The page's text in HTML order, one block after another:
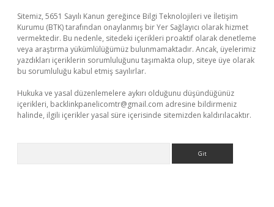
Sitemiz, 5651 Sayılı Kanun gereğince Bilgi Teknolojileri ve İletişim
Kurumu (BTK) tarafından onaylanmış bir Yer Sağlayıcı olarak hizmet
vermektedir. Bu nedenle, sitedeki içerikleri proaktif olarak denetleme
veya araştırma yükümlülüğümüz bulunmamaktadır. Ancak, üyelerimiz
yazdıkları içeriklerin sorumluluğunu taşımakta olup, siteye üye olarak
bu sorumluluğu kabul etmiş sayılırlar.
Hukuka ve yasal düzenlemelere aykırı olduğunu düşündüğünüz
içerikleri, backlinkpanelicomtr@gmail.com adresine bildirmeniz
halinde, ilgili içerikler yasal süre içerisinde sitemizden kaldırılacaktır.